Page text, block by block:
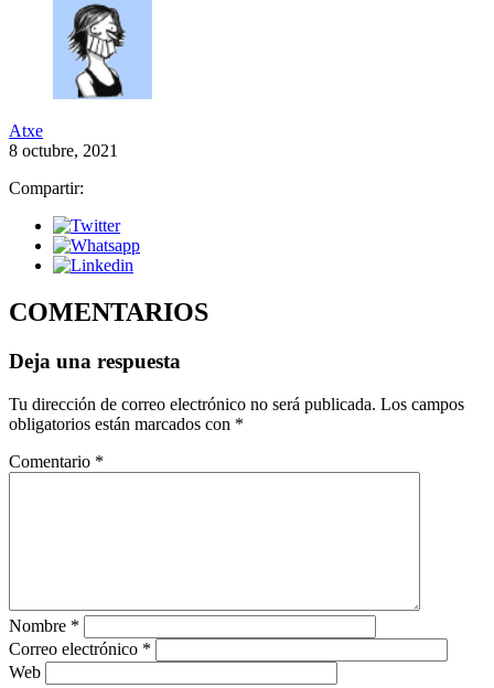
Atxe
8 octubre, 2021
Compartir:
COMENTARIOS
Deja una respuesta
Tu dirección de correo electrónico no será publicada. Los campos
obligatorios están marcados con *
Comentario *
Nombre *
Correo electrónico *
Web